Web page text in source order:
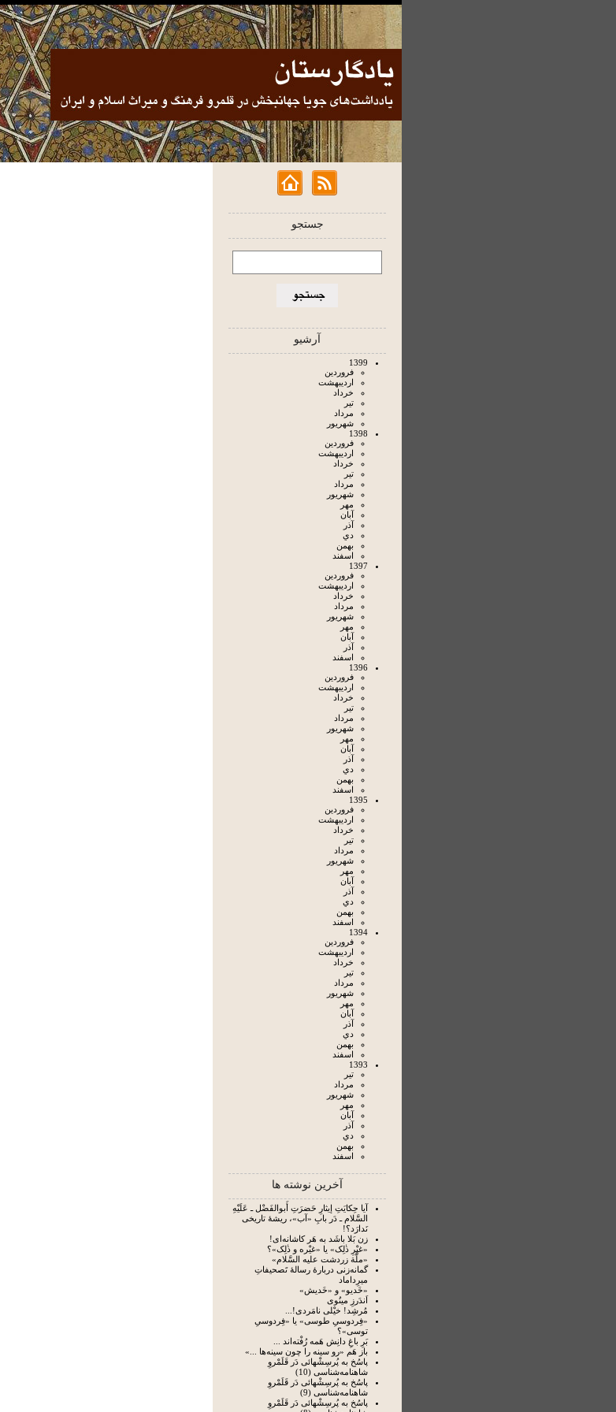
جستجو
آرشیو
1399
فروردين
ارديبهشت
خرداد
تير
مرداد
شهريور
1398
فروردين
ارديبهشت
خرداد
تير
مرداد
شهريور
مهر
آبان
آذر
دي
بهمن
اسفند
1397
فروردين
ارديبهشت
خرداد
مرداد
شهريور
مهر
آبان
آذر
اسفند
1396
فروردين
ارديبهشت
خرداد
تير
مرداد
شهريور
مهر
آبان
آذر
دي
بهمن
اسفند
1395
فروردين
ارديبهشت
خرداد
تير
مرداد
شهريور
مهر
آبان
آذر
دي
بهمن
اسفند
1394
فروردين
ارديبهشت
خرداد
تير
مرداد
شهريور
مهر
آبان
آذر
دي
بهمن
اسفند
1393
تير
مرداد
شهريور
مهر
آبان
آذر
دي
بهمن
اسفند
آخرین نوشته ها
آیا حِکایَتِ إیثارِ حَضرَتِ أَبوالفَضْل ـ عَلَیْهِ
السَّلام ـ دَر بابِ «آب»، ریشۀ تاریخی
نَدارَد؟!
زن بَلا باشَد به هَر کاشانه‌ای!
«غیْرِ ذٰلِک» یا «غیْره و ذٰلِک»؟
«ملَّة زردشت علیه السَّلام»
گمانه‌زنی دربارۀ رسالۀ تَصحیفاتِ
میرِداماد
«خَدیو» و «خَدیش»
اَندَرزِ مینُوی
مُرشِد! خیْلی نامَردی!...
«فِردوسیِ طوسی» یا «فِردوسیِ
توسی»؟
بَرِ باغِ دانِش هَمه رُفْته‌‏اند ...
باز هَم «رو سینه را چون سینه‌ها ...»
پاسُخ به پُرسِشْهائی دَر قَلَمْروِ
شاهنامه‌شناسی (10)
پاسُخ به پُرسِشْهائی دَر قَلَمْروِ
شاهنامه‌شناسی (9)
پاسُخ به پُرسِشْهائی دَر قَلَمْروِ